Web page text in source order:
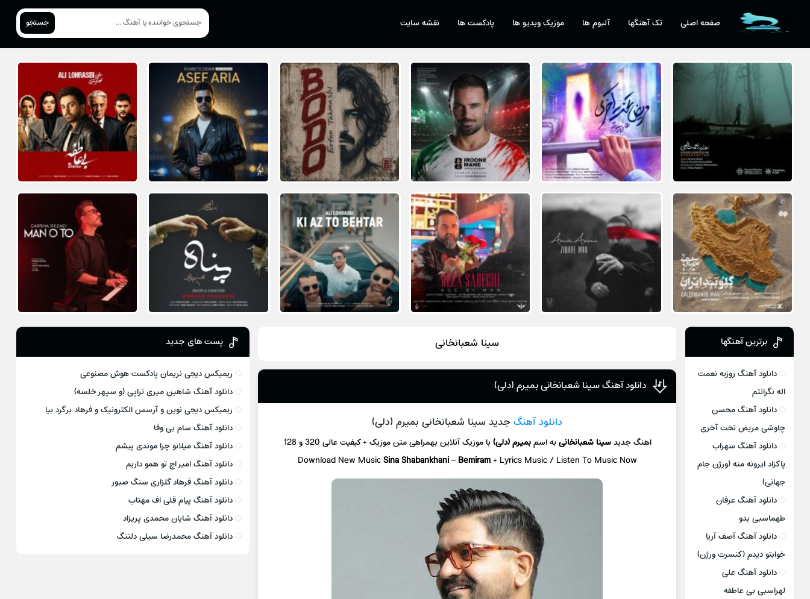
صفحه اصلی تک آهنگها آلبوم ها موزیک ویدیو ها پادکست ها نقشه سایت جستجو
سینا شعبانخانی
دانلود آهنگ سینا شعبانخانی بمیرم (دلی)
دانلود آهنگجدید سینا شعبانخانی بمیرم (دلی)
اهنگ جدیدسینا شعبانخانیبه اسمبمیرم (دلی)با موزیک آنلاینبهمراهی متن موزیک + کیفیت عالی 320 و 128
Download New MusicSina Shabankhani–Bemiram+ Lyrics Music / Listen To Music Now
برترین آهنگها
دانلود آهنگ روزبه نعمت
اله نگرانتم
دانلود آهنگ محسن
چاوشی مریض تخت آخری
دانلود آهنگ سهراب
پاکزاد ایرونه منه (ورژن جام
جهانی)
دانلود آهنگ عرفان
طهماسبی بدو
دانلود آهنگ آصف آریا
خوابتو دیدم (کنسرت ورژن)
دانلود آهنگ علی
لهراسبی بی عاطفه
پست های جدید
ریمیکس دیجی نریمان پادکست هوش مصنوعی
دانلود آهنگ شاهین میری تراپی (و سپهر خلسه)
ریمیکس دیجی نوین و آرسس الکترونیک و فرهاد برگرد بیا
دانلود آهنگ سام بی وفا
دانلود آهنگ میلانو چرا موندی پیشم
دانلود آهنگ امیر اچ تو همو داریم
دانلود آهنگ فرهاد گلزاری سنگ صبور
دانلود آهنگ پیام قلی اف مهتاب
دانلود آهنگ شایان محمدی پریزاد
دانلود آهنگ محمدرضا سیلی دلتنگ